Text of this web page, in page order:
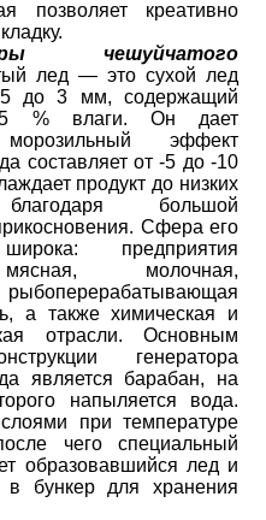
позволяет креативно
чешуйчатого
лед — это сухой лед
до 3 мм, содержащий
5 % влаги. Он дает
эффект
составляет от -5 до -10
продукт до низких
большой
Сфера его
предприятия
молочная,
рыбоперерабатывающая
а также химическая и
отрасли. Основным
генератора
является барабан, на
напыляется вода.
при температуре
чего специальный
образовавшийся лед и
в бункер для хранения